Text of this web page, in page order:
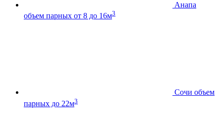
Анапа
объем парных от 8 до 16м3
Сочи объем
парных до 22м3